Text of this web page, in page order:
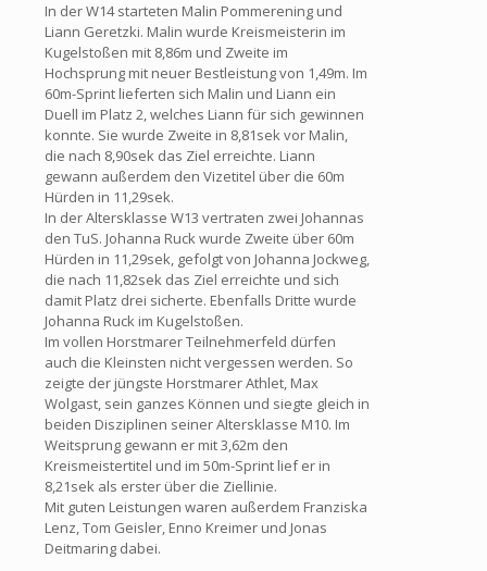
In der W14 starteten Malin Pommerening und
Liann Geretzki. Malin wurde Kreismeisterin im
Kugelstoßen mit 8,86m und Zweite im
Hochsprung mit neuer Bestleistung von 1,49m. Im
60m-Sprint lieferten sich Malin und Liann ein
Duell im Platz 2, welches Liann für sich gewinnen
konnte. Sie wurde Zweite in 8,81sek vor Malin,
die nach 8,90sek das Ziel erreichte. Liann
gewann außerdem den Vizetitel über die 60m
Hürden in 11,29sek.
In der Altersklasse W13 vertraten zwei Johannas
den TuS. Johanna Ruck wurde Zweite über 60m
Hürden in 11,29sek, gefolgt von Johanna Jockweg,
die nach 11,82sek das Ziel erreichte und sich
damit Platz drei sicherte. Ebenfalls Dritte wurde
Johanna Ruck im Kugelstoßen.
Im vollen Horstmarer Teilnehmerfeld dürfen
auch die Kleinsten nicht vergessen werden. So
zeigte der jüngste Horstmarer Athlet, Max
Wolgast, sein ganzes Können und siegte gleich in
beiden Disziplinen seiner Altersklasse M10. Im
Weitsprung gewann er mit 3,62m den
Kreismeistertitel und im 50m-Sprint lief er in
8,21sek als erster über die Ziellinie.
Mit guten Leistungen waren außerdem Franziska
Lenz, Tom Geisler, Enno Kreimer und Jonas
Deitmaring dabei.